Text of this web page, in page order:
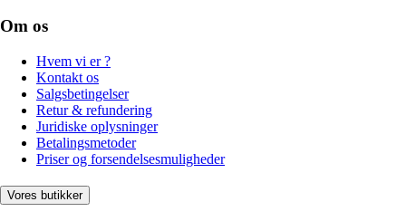
Om os
Hvem vi er ?
Kontakt os
Salgsbetingelser
Retur & refundering
Juridiske oplysninger
Betalingsmetoder
Priser og forsendelsesmuligheder
Vores butikker